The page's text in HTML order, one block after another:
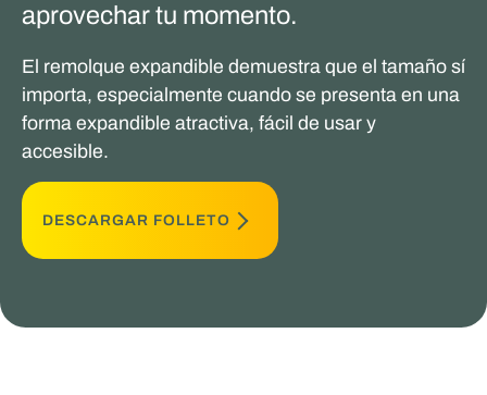
aprovechar tu momento.
El remolque expandible demuestra que el tamaño sí
importa, especialmente cuando se presenta en una
forma expandible atractiva, fácil de usar y
accesible.
DESCARGAR FOLLETO